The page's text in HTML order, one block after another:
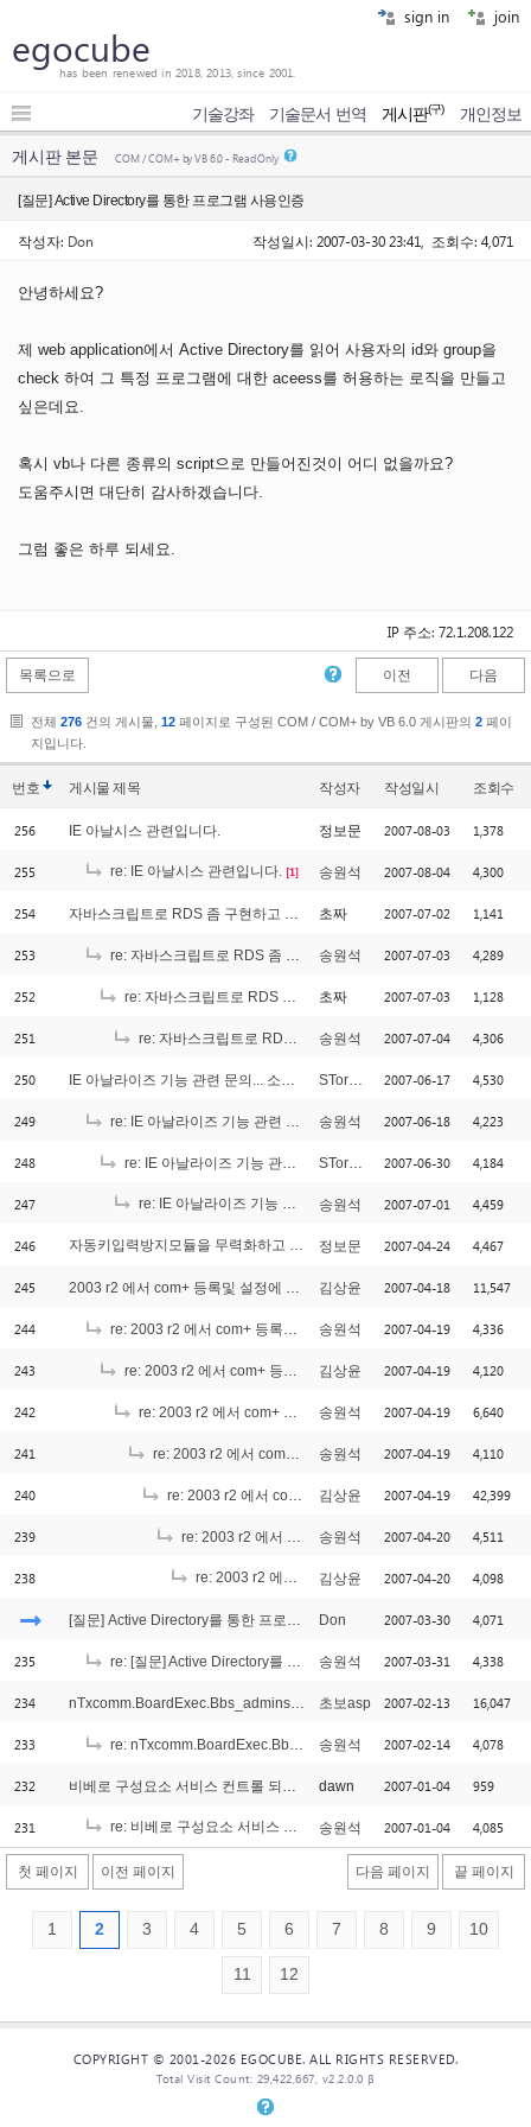
sign in join
egocube
has been renewed in 2018, 2013, since 2001.
기술강좌 기술문서 번역 게시판(구) 개인정보
게시판 본문 COM / COM+ by VB 6.0 - Read Only
[질문] Active Directory를 통한 프로그램 사용인증
작성자: Don 작성일시: 2007-03-30 23:41, 조회수: 4,071
안녕하세요?
제 web application에서 Active Directory를 읽어 사용자의 id와 group을
check 하여 그 특정 프로그램에 대한 aceess를 허용하는 로직을 만들고
싶은데요.
혹시 vb나 다른 종류의 script으로 만들어진것이 어디 없을까요?
도움주시면 대단히 감사하겠습니다.
그럼 좋은 하루 되세요.
IP 주소: 72.1.208.122
목록으로 이전 다음
전체 276 건의 게시물, 12 페이지로 구성된 COM / COM+ by VB 6.0 게시판의 2 페이
지입니다.
번호 게시물제목 작성자 작성일시 조회수
256 IE 아날시스 관련입니다. 정보문 2007-08-03 1,378
255 re: IE 아날시스 관련입니다. [1] 송원석 2007-08-04 4,300
254 자바스크립트로 RDS 좀 구현하고 싶은데.... 초짜 2007-07-02 1,141
253 re: 자바스크립트로 RDS 좀 구현하고 싶은데.... 송원석 2007-07-03 4,289
252 re: 자바스크립트로 RDS 좀 구현하고 싶은데.... 초짜 2007-07-03 1,128
251 re: 자바스크립트로 RDS 좀 구현하고 싶은데.... 송원석 2007-07-04 4,306
250 IE 아날라이즈 기능 관련 문의... 소스 문의... STormer 2007-06-17 4,530
249 re: IE 아날라이즈 기능 관련 문의... 소스 문의... 송원석 2007-06-18 4,223
248 re: IE 아날라이즈 기능 관련 문의... 소스 문의... STormer 2007-06-30 4,184
247 re: IE 아날라이즈 기능 관련 문의... 소스 문의... [1]
송원석 2007-07-01 4,459
246 자동키입력방지모듈을 무력화하고 싶어요 [1]
정보문 2007-04-24 4,467
245 2003 r2 에서 com+ 등록및 설정에 관해서 김상윤 2007-04-18 11,547
244 re: 2003 r2 에서 com+ 등록및 설정에 관해서 송원석 2007-04-19 4,336
243 re: 2003 r2 에서 com+ 등록및 설정에 관해서 김상윤 2007-04-19 4,120
242 re: 2003 r2 에서 com+ 등록및 설정에 관해서 송원석 2007-04-19 6,640
241 re: 2003 r2 에서 com+ 등록및 설정에 관해서 송원석 2007-04-19 4,110
240 re: 2003 r2 에서 com+ 등록및 설정에 관해서 김상윤 2007-04-19 42,399
239 re: 2003 r2 에서 com+ 등록및 설정에 관해서 송원석 2007-04-20 4,511
238 re: 2003 r2 에서 com+ 등록및 설정에 관해서 [1]
김상윤 2007-04-20 4,098
[질문] Active Directory를 통한 프로그램 사용인증 Don 2007-03-30 4,071
235 re: [질문] Active Directory를 통한 프로그램 사용인증 송원석 2007-03-31 4,338
234 nTxcomm.BoardExec.Bbs_admins_Select 오류 '8004d00a' 초보asp 2007-02-13 16,047
233 re: nTxcomm.BoardExec.Bbs_admins_Select 오류 '8004d00a' 송원석 2007-02-14 4,078
232 비베로 구성요소 서비스 컨트롤 되나요? dawn 2007-01-04 959
231 re: 비베로 구성요소 서비스 컨트롤 되나요? [1]
송원석 2007-01-04 4,085
첫 페이지 이전 페이지 다음 페이지 끝 페이지
1 2 3 4 5 6 7 8 9 10
11 12
COPYRIGHT © 2001-2026 EGOCUBE. ALL RIGHTS RESERVED.
Total Visit Count: 29,422,667, v2.2.0.0 β